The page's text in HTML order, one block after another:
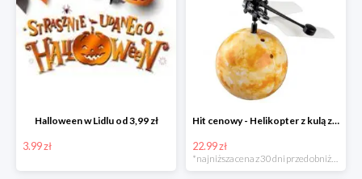
Halloween w Lidlu od 3,99 zł
3.99 zł
Hit cenowy - Helikopter z kulą z podświetleniem LED
22.99 zł
*najniższa cena z 30 dni przed obniżką